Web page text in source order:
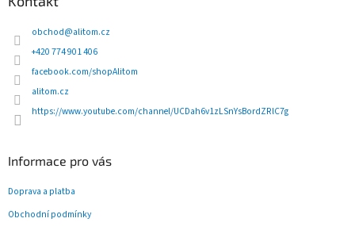
obchod@alitom.cz
+420 774 901 406
facebook.com/shopAlitom
alitom.cz
https://www.youtube.com/channel/UCDah6v1zLSnYsBordZRlC7g
Informace pro vás
Doprava a platba
Obchodní podmínky